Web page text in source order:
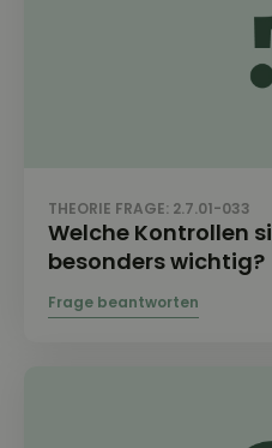
THEORIE FRAGE: 2.7.01-033
Welche Kontrollen
besonders wichtig?